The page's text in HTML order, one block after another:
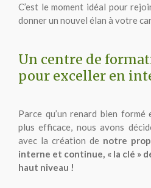
C’est le moment idéal pour
donner un nouvel élan à votre
Un centre de
pour exceller en
Parce qu’un renard bien
plus efficace, nous avons
avec la création de notre
interne et continue, « la clé »
haut niveau !